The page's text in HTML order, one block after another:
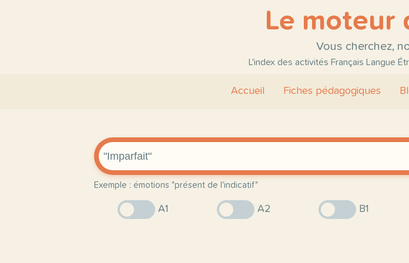
Le moteur
Vous cherchez,
L'index des activités Français Langue
Accueil Fiches pédagogiques
Exemple : émotions "présent de l'indicatif"
A1 A2 B1